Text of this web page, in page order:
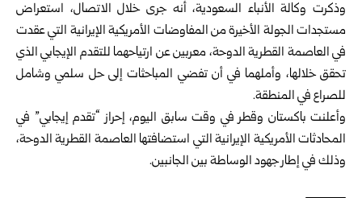
وذكرت وكالة الأنباء السعودية، أنه جرى خلال الاتصال، استعراض
مستجدات الجولة الأخيرة من المفاوضات الأمريكية الإيرانية التي عقدت
في العاصمة القطرية الدوحة، معربين عن ارتياحهما للتقدم الإيجابي الذي
تحقق خلالها، وأملهما في أن تفضي المباحثات إلى حل سلمي وشامل
للصراع في المنطقة.
وأعلنت باكستان وقطر في وقت سابق اليوم، إحراز “تقدم إيجابي” في
المحادثات الأمريكية الإيرانية التي ‏استضافتها العاصمة القطرية الدوحة،
وذلك في إطار جهود الوساطة بين الجانبين.‏